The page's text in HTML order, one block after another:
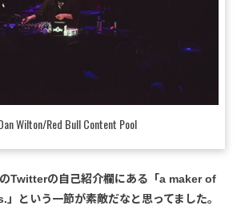
Wilton/Red Bull Content Pool
Twitterの自己紹介欄にある「a maker of
という一節が素敵だなと思ってました。